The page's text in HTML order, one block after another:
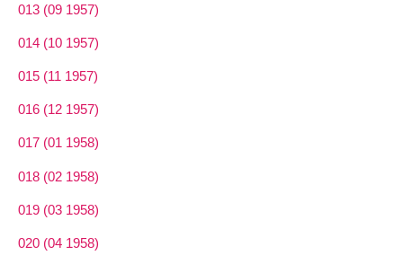
013 (09 1957)
014 (10 1957)
015 (11 1957)
016 (12 1957)
017 (01 1958)
018 (02 1958)
019 (03 1958)
020 (04 1958)